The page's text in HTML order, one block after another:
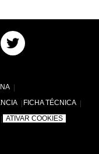
FICHA TÉCNICA
ATIVAR COOKIES